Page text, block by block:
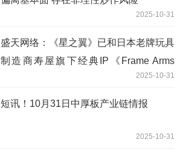
2025-10-31
盛天网络：《星之翼》已和日本老牌玩具
制造商寿屋旗下经典IP《Frame Arms
Girl》（机甲少女）以及知名模玩品牌
《大漫匠AniMester | 核金重构》系列展
2025-10-31
短讯！10月31日中厚板产业链情报
2025-10-31